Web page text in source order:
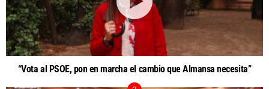
“Vota al PSOE, pon en marcha el cambio que Almansa necesita”